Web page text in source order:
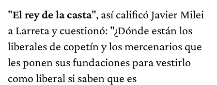
"El rey de la casta", así calificó Javier Milei
a Larreta y cuestionó: "¿Dónde están los
liberales de copetín y los mercenarios que
les ponen sus fundaciones para vestirlo
como liberal si saben que es